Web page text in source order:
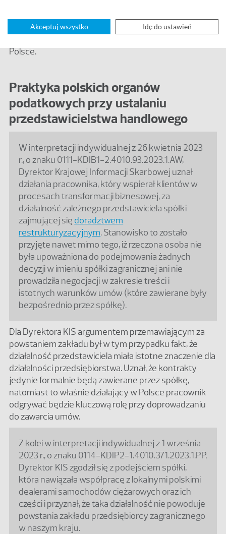
„tak”, to działalność przedstawiciela stwarza ryzyko
Polsce.
Praktyka polskich organów
podatkowych przy ustalaniu
przedstawicielstwa handlowego
W interpretacji indywidualnej z 26 kwietnia 2023
r., o znaku 0111-KDIB1-2.4010.93.2023.1.AW,
Dyrektor Krajowej Informacji Skarbowej uznał
działania pracownika, który wspierał klientów w
procesach transformacji biznesowej, za
działalność zależnego przedstawiciela spółki
zajmującej się doradztwem
restrukturyzacyjnym. Stanowisko to zostało
przyjęte nawet mimo tego, iż rzeczona osoba nie
była upoważniona do podejmowania żadnych
decyzji w imieniu spółki zagranicznej ani nie
prowadziła negocjacji w zakresie treści i
istotnych warunków umów (które zawierane były
bezpośrednio przez spółkę).
Dla Dyrektora KIS argumentem przemawiającym za
powstaniem zakładu był w tym przypadku fakt, że
działalność przedstawiciela miała istotne znaczenie dla
działalności przedsiębiorstwa. Uznał, że kontrakty
jedynie formalnie będą zawierane przez spółkę,
natomiast to właśnie działający w Polsce pracownik
odgrywać będzie kluczową rolę przy doprowadzaniu
do zawarcia umów.
Z kolei w interpretacji indywidualnej z 1 września
2023 r., o znaku 0114-KDIP2-1.4010.371.2023.1.PP,
Dyrektor KIS zgodził się z podejściem spółki,
która nawiązała współpracę z lokalnymi polskimi
dealerami samochodów ciężarowych oraz ich
części i przyznał, że taka działalność nie powoduje
powstania zakładu przedsiębiorcy zagranicznego
w naszym kraju.
Akceptuj wszystko Idę do ustawień